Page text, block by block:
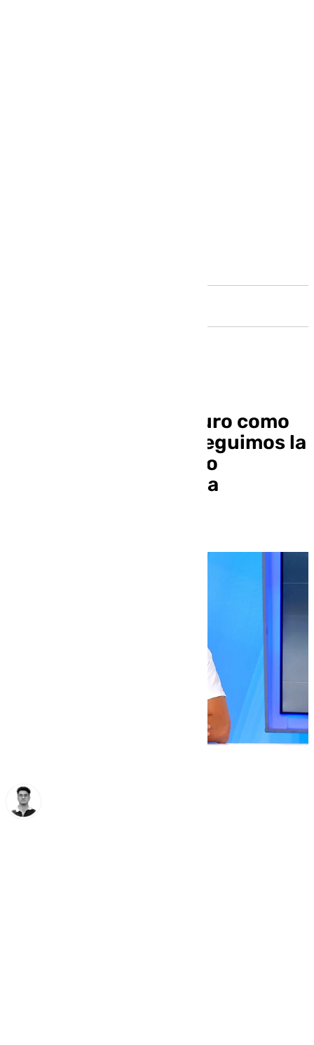
Einar Galilea y su futuro como
malaguista: «Si conseguimos la
permanencia, renuevo
automáticamente una